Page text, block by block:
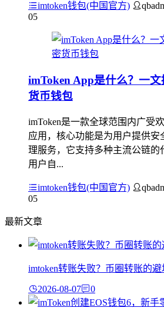
imtoken钱包(中国官方)
05
imToken App是什么？一
货币钱包
imToken是一款全球范围内广受
应用，核心功能是为用户提供安
理服务，它支持多种主流公链的
用户自...
imtoken钱包(中国官方)
05
最新文章
imtoken转账失败？币圈转账的
2026-08-07 0